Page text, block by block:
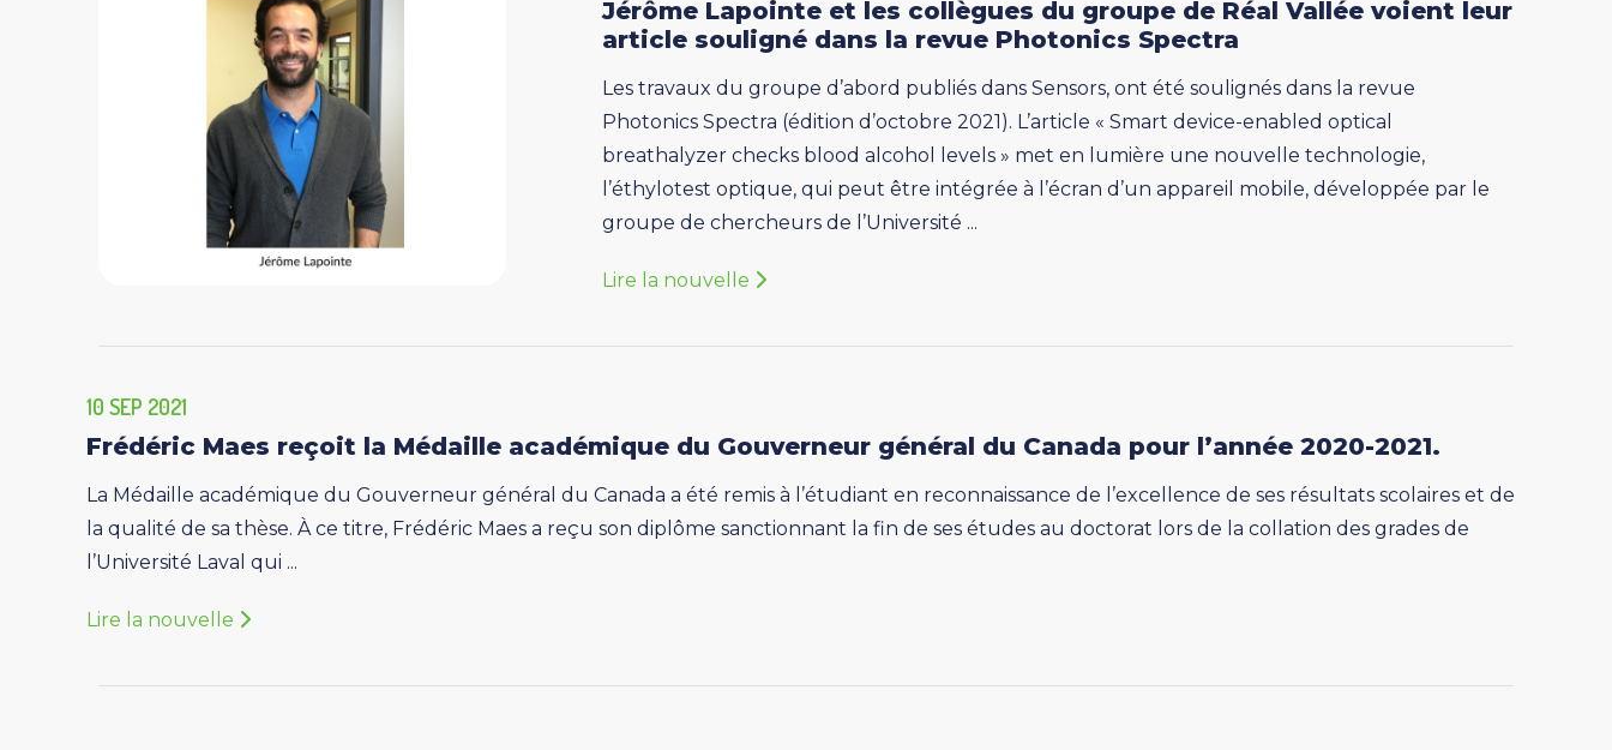
Jérôme Lapointe et les collègues du groupe de Réal Vallée voient leur
article souligné dans la revue Photonics Spectra
Les travaux du groupe d’abord publiés dans Sensors, ont été soulignés dans la revue
Photonics Spectra (édition d’octobre 2021). L’article « Smart device-enabled optical
breathalyzer checks blood alcohol levels » met en lumière une nouvelle technologie,
l’éthylotest optique, qui peut être intégrée à l’écran d’un appareil mobile, développée par le
groupe de chercheurs de l’Université ...
Lire la nouvelle
10 SEP 2021
Frédéric Maes reçoit la Médaille académique du Gouverneur général du Canada pour l’année 2020-2021.
La Médaille académique du Gouverneur général du Canada a été remis à l’étudiant en reconnaissance de l’excellence de ses résultats scolaires et de
la qualité de sa thèse. À ce titre, Frédéric Maes a reçu son diplôme sanctionnant la fin de ses études au doctorat lors de la collation des grades de
l’Université Laval qui ...
Lire la nouvelle